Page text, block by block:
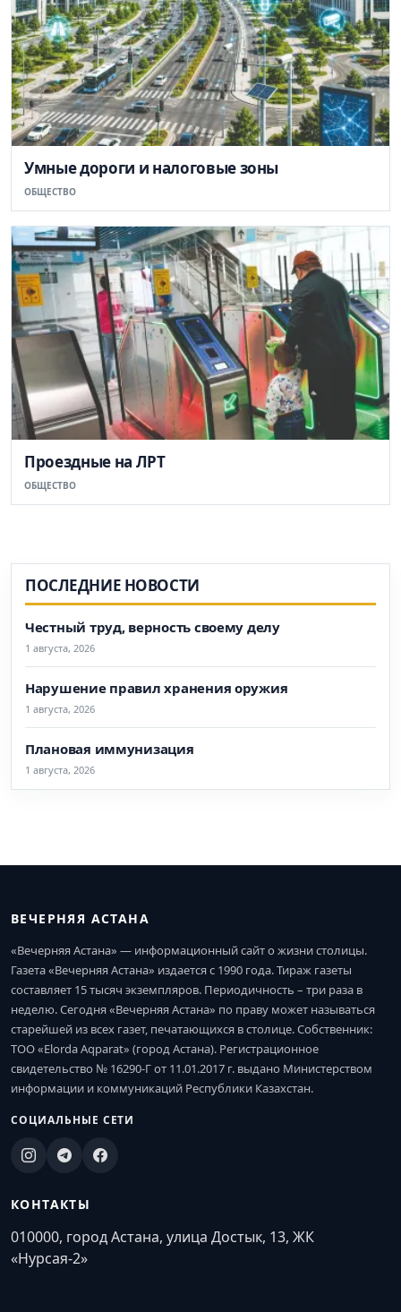
Умные дороги и налоговые зоны
ОБЩЕСТВО
Проездные на ЛРТ
ОБЩЕСТВО
ПОСЛЕДНИЕ НОВОСТИ
Честный труд, верность своему делу
1 августа, 2026
Нарушение правил хранения оружия
1 августа, 2026
Плановая иммунизация
1 августа, 2026
ВЕЧЕРНЯЯ АСТАНА
«Вечерняя Астана» — информационный сайт о жизни столицы.
Газета «Вечерняя Астана» издается с 1990 года. Тираж газеты
составляет 15 тысяч экземпляров. Периодичность – три раза в
неделю. Сегодня «Вечерняя Астана» по праву может называться
старейшей из всех газет, печатающихся в столице. Собственник:
ТОО «Elorda Aqparat» (город Астана). Регистрационное
свидетельство № 16290-Г от 11.01.2017 г. выдано Министерством
информации и коммуникаций Республики Казахстан.
СОЦИАЛЬНЫЕ СЕТИ
КОНТАКТЫ
010000, город Астана, улица Достык, 13, ЖК
«Нурсая-2»